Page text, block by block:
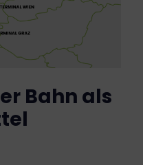
Bahn als